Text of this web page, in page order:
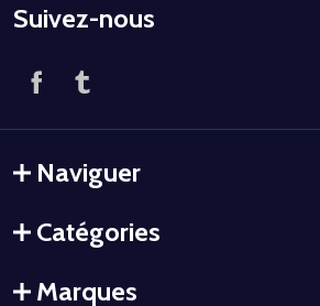
Suivez-nous
Naviguer
Catégories
Marques